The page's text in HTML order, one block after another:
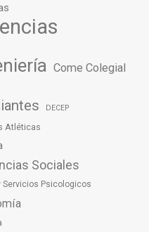
Come Colegial
DECEP
Atléticas
Sociales
Servicios Psicologicos